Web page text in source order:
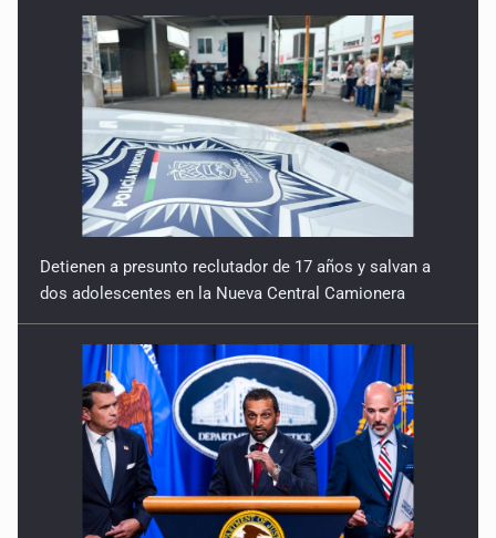
Detienen a presunto reclutador de 17 años y salvan a
dos adolescentes en la Nueva Central Camionera